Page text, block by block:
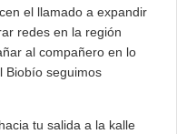
el llamado a expandir
redes en la región
al compañero en lo
Biobío seguimos
tu salida a la kalle